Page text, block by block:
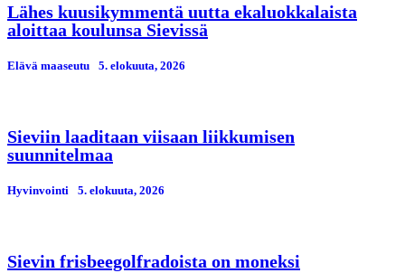
Lähes kuusikymmentä uutta ekaluokkalaista
aloittaa koulunsa Sievissä
Elävä maaseutu 5. elokuuta, 2026
Sieviin laaditaan viisaan liikkumisen
suunnitelmaa
Hyvinvointi 5. elokuuta, 2026
Sievin frisbeegolfradoista on moneksi